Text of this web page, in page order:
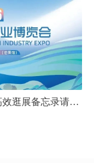
逛展备忘录请查